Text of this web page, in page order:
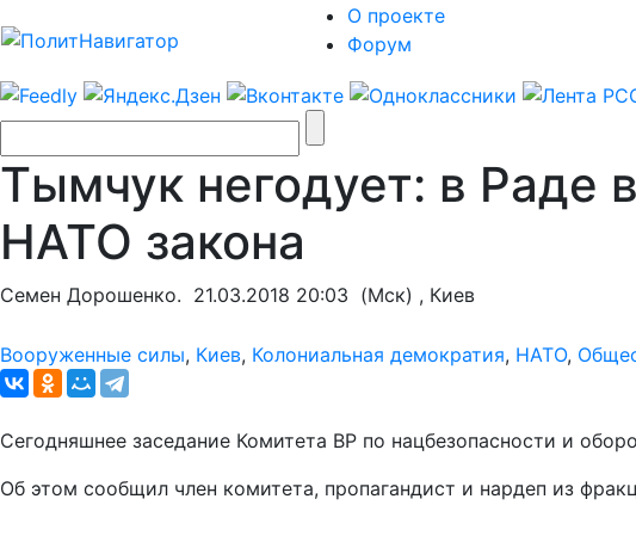
О проекте
Форум
Тымчук негодует: в Раде
НАТО закона
Семен Дорошенко. 21.03.2018 20:03 (Мск) , Киев
Вооруженные силы, Киев, Колониальная демократия, НАТО,
Сегодняшнее заседание Комитета ВР по нацбезопасности и
Об этом сообщил член комитета, пропагандист и нардеп из